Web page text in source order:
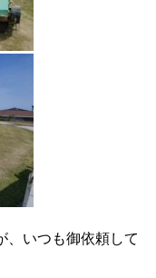
、いつも御依頼して